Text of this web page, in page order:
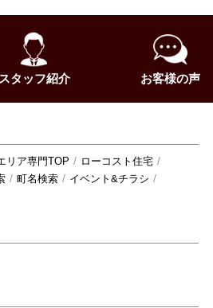
スタッフ紹介 お客様の声
リア専門TOP
ローコスト住宅
町名検索
イベント&チラシ